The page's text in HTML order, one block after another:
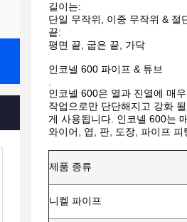
길이는:
단일 무작위, 이중 무작위 & 절
끝:
평면 끝, 굽은 끝, 가닥
인코넬 600 파이프 & 튜브
인코넬 600은 열과 진열에 매
작업으로만 단단해지고 강화
게 사용됩니다. 인코넬 600는
와이어, 엽, 판, 도장, 파이프 피
제품 종류
니켈 파이프